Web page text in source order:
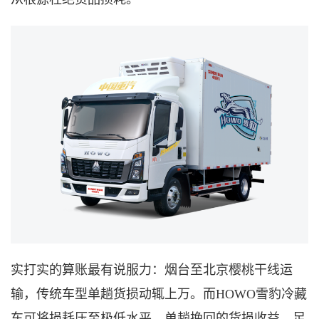
实打实的算账最有说服力： 烟台至北京樱桃干线运
输，传统车型单趟货损动辄上万。而HOWO雪豹冷藏